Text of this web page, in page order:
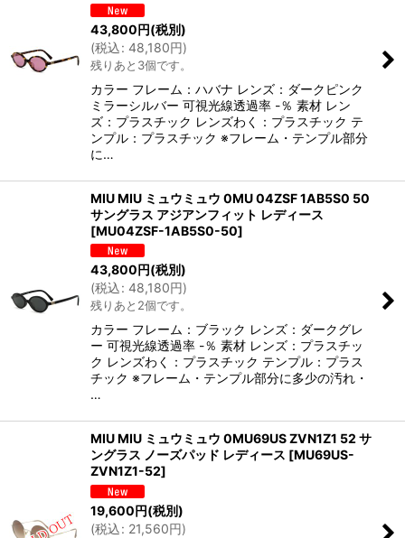
43,800円(税別)
(税込: 48,180円)
残りあと3個です。
カラー フレーム：ハバナ レンズ：ダークピンク
ミラーシルバー 可視光線透過率 -％ 素材 レン
ズ：プラスチック レンズわく：プラスチック テ
ンプル：プラスチック ※フレーム・テンプル部分
に…
MIU MIU ミュウミュウ 0MU 04ZSF 1AB5S0 50
サングラス アジアンフィット レディース
[MU04ZSF-1AB5S0-50]
43,800円(税別)
(税込: 48,180円)
残りあと2個です。
カラー フレーム：ブラック レンズ：ダークグレ
ー 可視光線透過率 -％ 素材 レンズ：プラスチッ
ク レンズわく：プラスチック テンプル：プラス
チック ※フレーム・テンプル部分に多少の汚れ・
…
MIU MIU ミュウミュウ 0MU69US ZVN1Z1 52 サ
ングラス ノーズパッド レディース [MU69US-
ZVN1Z1-52]
19,600円(税別)
(税込: 21,560円)